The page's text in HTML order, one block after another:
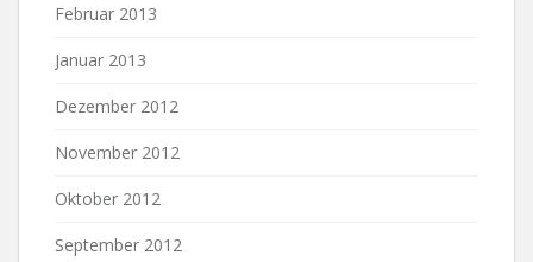
Februar 2013
Januar 2013
Dezember 2012
November 2012
Oktober 2012
September 2012